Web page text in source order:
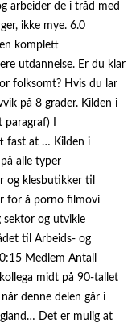
arbeider de i tråd med
ikke mye. 6.0
komplett
utdannelse. Er du klar
folksomt? Hvis du lar
på 8 grader. Kilden i
I
fast at … Kilden i
alle typer
og klesbutikker til
for å porno filmovi
sektor og utvikle
til Arbeids- og
Medlem Antall
midt på 90-tallet
denne delen går i
Det er mulig at